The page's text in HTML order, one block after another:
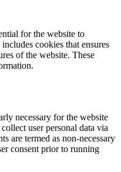
for the website to
cookies that ensures
of the website. These
necessary for the website
user personal data via
are termed as non-necessary
consent prior to running